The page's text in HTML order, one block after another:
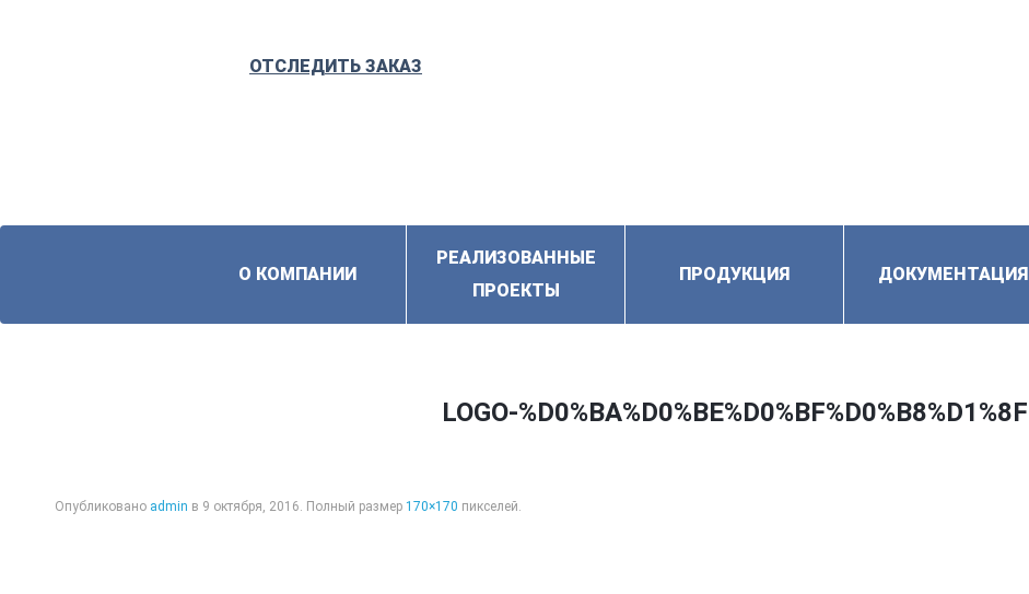
ОТСЛЕДИТЬ ЗАКАЗ
О КОМПАНИИ
РЕАЛИЗОВАННЫЕ
ПРОЕКТЫ
ПРОДУКЦИЯ ДОКУМЕНТАЦИЯ
LOGO-%D0%BA%D0%BE%D0%BF%D0%B8%D1%8F
Опубликовано admin в 9 октября, 2016. Полный размер 170×170 пикселей.